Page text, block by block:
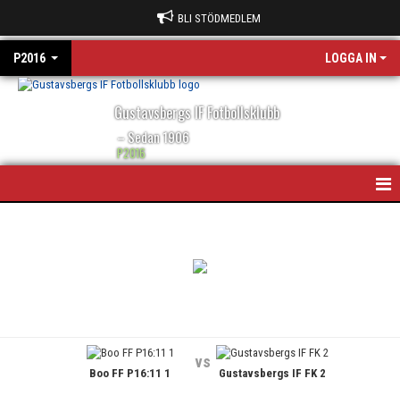
BLI STÖDMEDLEM
P2016 LOGGA IN
Gustavsbergs IF Fotbollsklubb
– Sedan 1906
P2016
Boo FF P16:11 1
vs
Gustavsbergs IF FK 2